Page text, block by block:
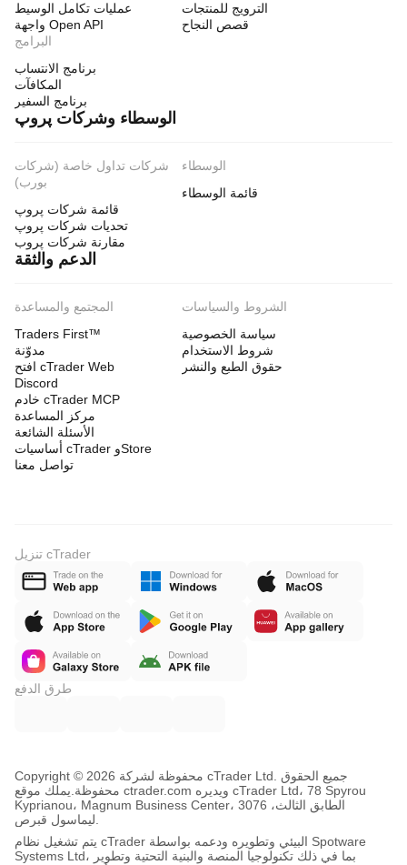
عمليات تكامل الوسيط
واجهة Open API
الترويج للمنتجات
قصص النجاح
البرامج
برنامج الانتساب
المكافآت
برنامج السفير
الوسطاء وشركات پروپ
شركات تداول خاصة (شركات
بورب)
قائمة شركات پروپ
تحديات شركات پروپ
مقارنة شركات پروب
الوسطاء
قائمة الوسطاء
الدعم والثقة
المجتمع والمساعدة
Traders First™
مدوّنة
افتح cTrader Web
Discord
خادم cTrader MCP
مركز المساعدة
الأسئلة الشائعة
أساسيات cTrader وStore
تواصل معنا
الشروط والسياسات
سياسة الخصوصية
شروط الاستخدام
حقوق الطبع والنشر
تنزيل cTrader
طرق الدفع
Copyright © محفوظة لشركة 2026 cTrader Ltd. جميع الحقوق
محفوظة. يملك موقع ctrader.com ويديره cTrader Ltd، 78 Spyrou
Kyprianou، Magnum Business Center، الطابق الثالث، 3076
يتم تشغيل نظام cTrader البيئي وتطويره ودعمه بواسطة Spotware
Systems Ltd، بما في ذلك تكنولوجيا المنصة والبنية التحتية وتطوير